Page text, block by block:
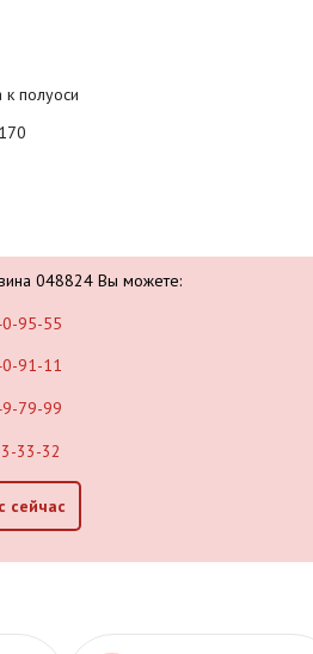
к полуоси
048824 Вы можете:
95-55
91-11
79-99
33-32
сейчас